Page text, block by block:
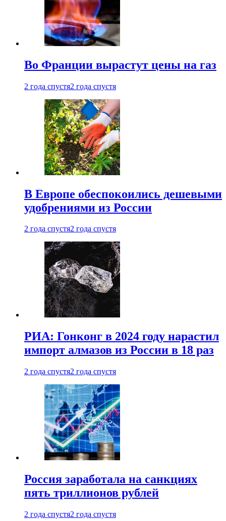
Во Франции вырастут цены на газ
2 года спустя2 года спустя
В Европе обеспокоились дешевыми
удобрениями из России
2 года спустя2 года спустя
РИА: Гонконг в 2024 году нарастил
импорт алмазов из России в 18 раз
2 года спустя2 года спустя
Россия заработала на санкциях
пять триллионов рублей
2 года спустя2 года спустя